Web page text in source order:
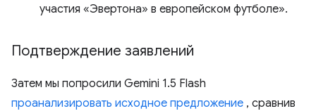
участия «Эвертона» в европейском футболе».
Подтверждение заявлений
Затем мы попросили Gemini 1.5 Flash
проанализировать исходное предложение , сравнив